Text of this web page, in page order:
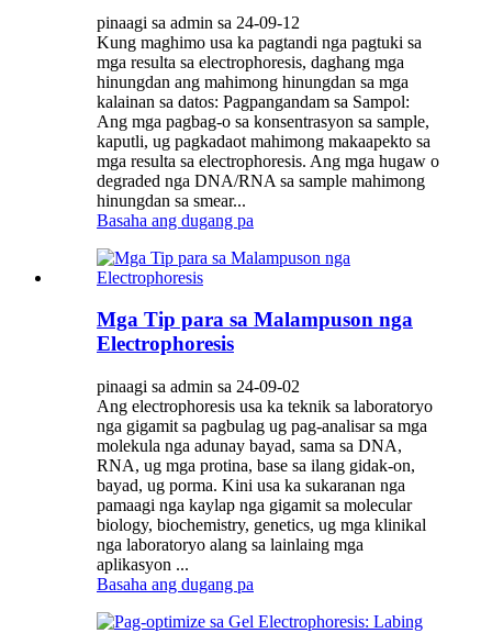
pinaagi sa admin sa 24-09-12
Kung maghimo usa ka pagtandi nga pagtuki sa
mga resulta sa electrophoresis, daghang mga
hinungdan ang mahimong hinungdan sa mga
kalainan sa datos: Pagpangandam sa Sampol:
Ang mga pagbag-o sa konsentrasyon sa sample,
kaputli, ug pagkadaot mahimong makaapekto sa
mga resulta sa electrophoresis. Ang mga hugaw o
degraded nga DNA/RNA sa sample mahimong
hinungdan sa smear...
Basaha ang dugang pa
Mga Tip para sa Malampuson nga
Electrophoresis
pinaagi sa admin sa 24-09-02
Ang electrophoresis usa ka teknik sa laboratoryo
nga gigamit sa pagbulag ug pag-analisar sa mga
molekula nga adunay bayad, sama sa DNA,
RNA, ug mga protina, base sa ilang gidak-on,
bayad, ug porma. Kini usa ka sukaranan nga
pamaagi nga kaylap nga gigamit sa molecular
biology, biochemistry, genetics, ug mga klinikal
nga laboratoryo alang sa lainlaing mga
aplikasyon ...
Basaha ang dugang pa